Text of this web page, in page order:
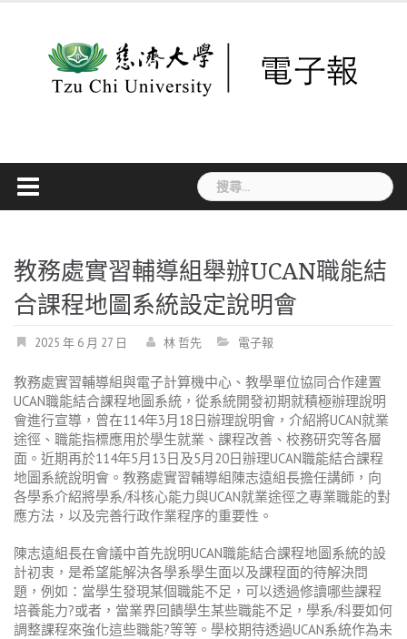
搜
尋
字:
教務處實習輔導組舉辦UCAN職能結
合課程地圖系統設定說明會
2025 年 6 月 27 日 林 哲先 電子報
教務處實習輔導組與電子計算機中心、教學單位協同合作建置
UCAN職能結合課程地圖系統，從系統開發初期就積極辦理說明
會進行宣導，曾在114年3月18日辦理說明會，介紹將UCAN就業
途徑、職能指標應用於學生就業、課程改善、校務研究等各層
面。近期再於114年5月13日及5月20日辦理UCAN職能結合課程
地圖系統說明會。教務處實習輔導組陳志遠組長擔任講師，向
各學系介紹將學系/科核心能力與UCAN就業途徑之專業職能的對
應方法，以及完善行政作業程序的重要性。
陳志遠組長在會議中首先說明UCAN職能結合課程地圖系統的設
計初衷，是希望能解決各學系學生面以及課程面的待解決問
題，例如：當學生發現某個職能不足，可以透過修讀哪些課程
培養能力?或者，當業界回饋學生某些職能不足，學系/科要如何
調整課程來強化這些職能?等等。學校期待透過UCAN系統作為未